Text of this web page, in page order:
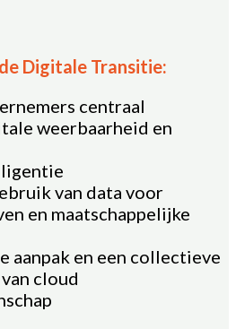
Digitale Transitie:
centraal
weerbaarheid en
van data voor
en maatschappelijke
aanpak en een collectieve
cloud